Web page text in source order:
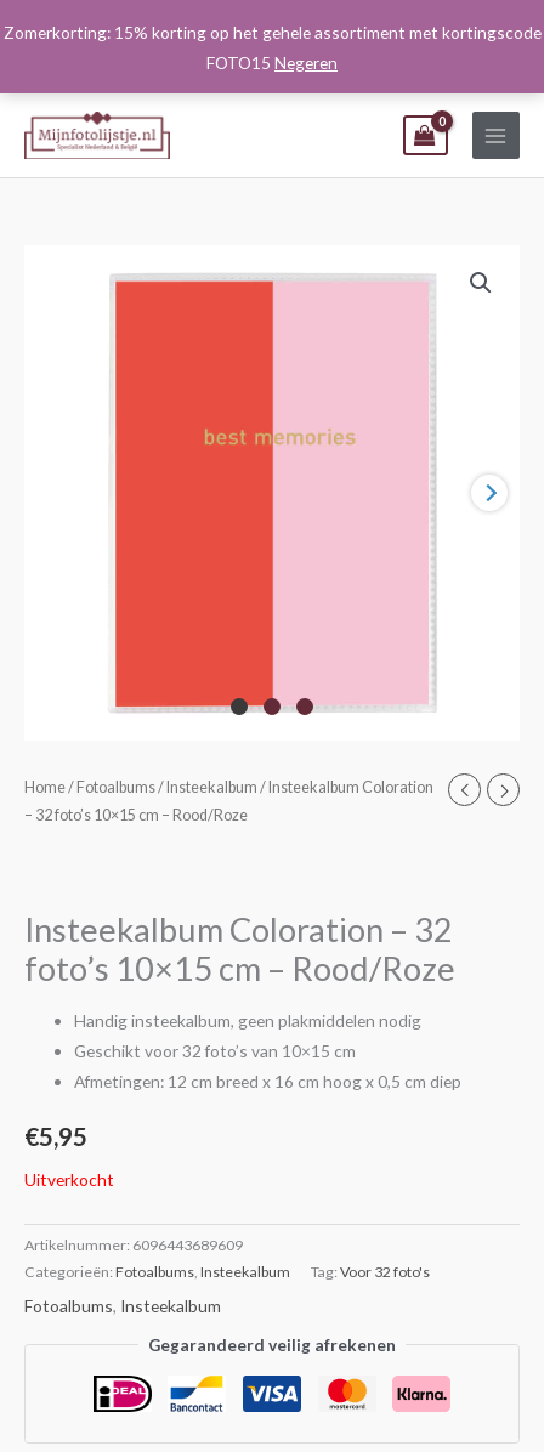
Zomerkorting: 15% korting op het gehele assortiment met kortingscode
FOTO15 Negeren
naar
Home/ Fotoalbums/ Insteekalbum / Insteekalbum Coloration
– 32 foto’s 10×15 cm – Rood/Roze
Insteekalbum Coloration – 32
foto’s 10×15 cm – Rood/Roze
Handig insteekalbum, geen plakmiddelen nodig
Geschikt voor 32 foto’s van 10×15 cm
Afmetingen: 12 cm breed x 16 cm hoog x 0,5 cm diep
€5,95
Uitverkocht
Artikelnummer: 6096443689609
Categorieën: Fotoalbums Insteekalbum Tag: Voor 32 foto's
Fotoalbums, Insteekalbum
Gegarandeerd veilig afrekenen